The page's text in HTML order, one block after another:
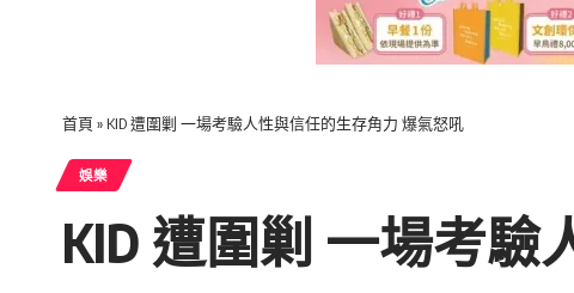
首頁 » KID 遭圍剿 一場考驗人性與信任的生存角力 爆氣怒吼
娛樂
KID 遭圍剿 一場考